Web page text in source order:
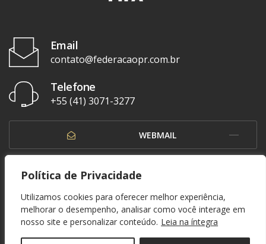
Política de Privacidade
Utilizamos cookies para oferecer melhor experiência,
melhorar o desempenho, analisar como você interage em
nosso site e personalizar conteúdo. Leia na íntegra
Email
contato@federacaopr.com.br
Telefone
+55 (41) 3071-3277
WEBMAIL
OUVIDORIA
© 1937 - 2026. Federação Paranaense de Futebol. Todos os direitos reservados. By